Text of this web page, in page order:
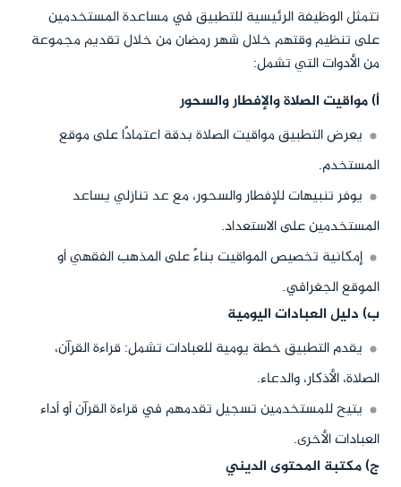
تتمثل الوظيفة الرئيسية للتطبيق في مساعدة المستخدمين
على تنظيم وقتهم خلال شهر رمضان من خلال تقديم مجموعة
من الأدوات التي تشمل:
أ) مواقيت الصلاة والإفطار والسحور
يعرض التطبيق مواقيت الصلاة بدقة اعتمادًا على موقع
المستخدم.
يوفر تنبيهات للإفطار والسحور، مع عد تنازلي يساعد
المستخدمين على الاستعداد.
إمكانية تخصيص المواقيت بناءً على المذهب الفقهي أو
الموقع الجغرافي.
ب) دليل العبادات اليومية
يقدم التطبيق خطة يومية للعبادات تشمل: قراءة القرآن،
الصلاة، الأذكار، والدعاء.
يتيح للمستخدمين تسجيل تقدمهم في قراءة القرآن أو أداء
العبادات الأخرى.
ج) مكتبة المحتوى الديني